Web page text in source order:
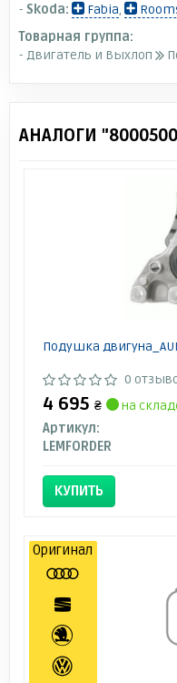
- Skoda: Fabia,
Товарная группа:
- Двигатель и Выхлоп
АНАЛОГИ
Подушка
0
4 695 ₴
на
Артикул:
LEMFORDER
КУПИТЬ
Оригинал